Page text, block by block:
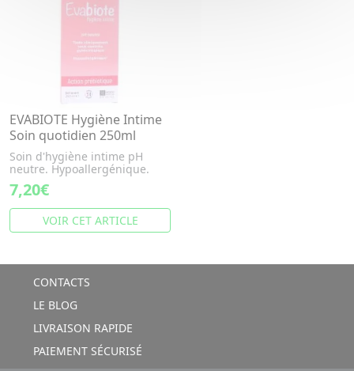
EVABIOTE Hygiène Intime
Soin quotidien 250ml
Soin d'hygiène intime pH
neutre. Hypoallergénique.
7,20€
VOIR CET ARTICLE
CONTACTS
LE BLOG
LIVRAISON RAPIDE
PAIEMENT SÉCURISÉ